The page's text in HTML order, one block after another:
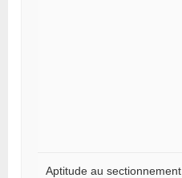
Aptitude au sectionnement